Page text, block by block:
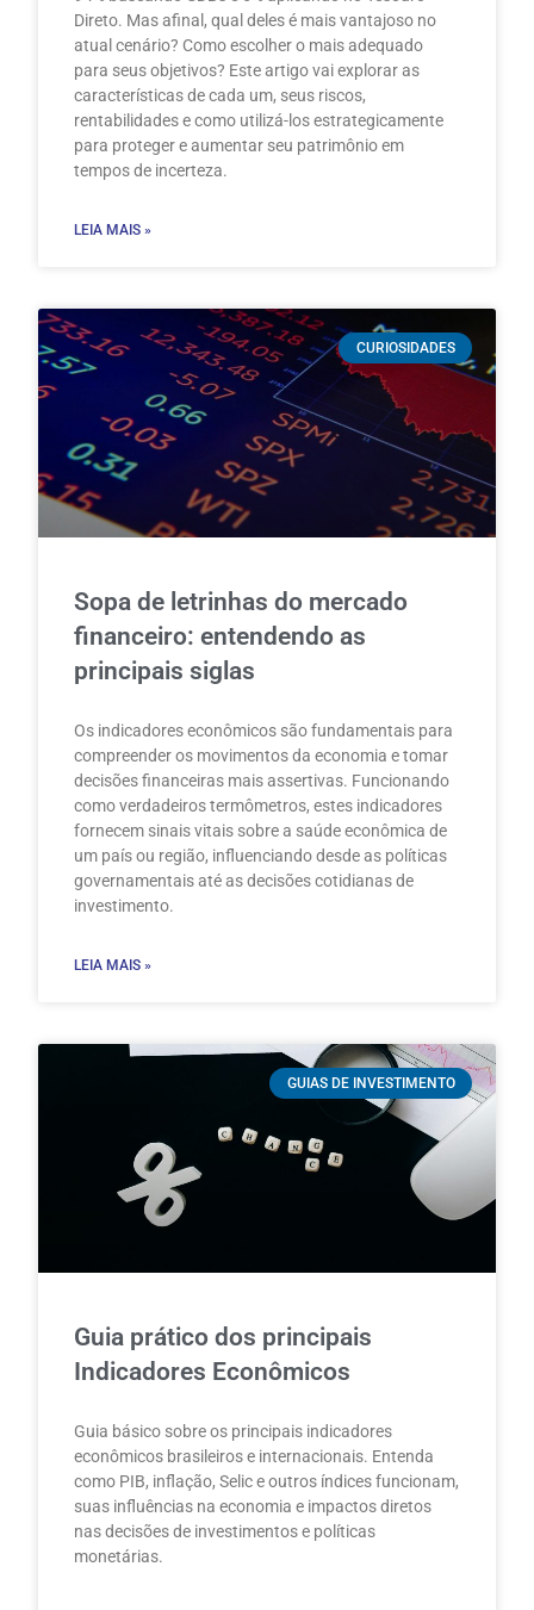
Direto. Mas afinal, qual deles é mais vantajoso no
atual cenário? Como escolher o mais adequado
para seus objetivos? Este artigo vai explorar as
características de cada um, seus riscos,
rentabilidades e como utilizá-los estrategicamente
para proteger e aumentar seu patrimônio em
tempos de incerteza.
LEIA MAIS »
CURIOSIDADES
Sopa de letrinhas do mercado
financeiro: entendendo as
principais siglas
Os indicadores econômicos são fundamentais para
compreender os movimentos da economia e tomar
decisões financeiras mais assertivas. Funcionando
como verdadeiros termômetros, estes indicadores
fornecem sinais vitais sobre a saúde econômica de
um país ou região, influenciando desde as políticas
governamentais até as decisões cotidianas de
investimento.
LEIA MAIS »
GUIAS DE INVESTIMENTO
Guia prático dos principais
Indicadores Econômicos
Guia básico sobre os principais indicadores
econômicos brasileiros e internacionais. Entenda
como PIB, inflação, Selic e outros índices funcionam,
suas influências na economia e impactos diretos
nas decisões de investimentos e políticas
monetárias.